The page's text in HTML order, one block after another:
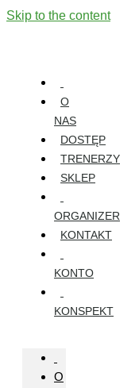
Skip to the content
O
NAS
DOSTĘP
TRENERZY
SKLEP
ORGANIZER
KONTAKT
KONTO
KONSPEKT
O